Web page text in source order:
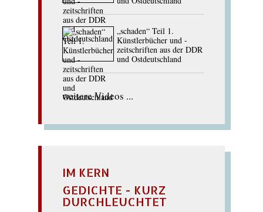
„schaden“ Teil 1.
Künstlerbücher und -
zeitschriften aus der DDR
und Ostdeutschland
weitere Videos ...
IM KERN
GEDICHTE - KURZ
DURCHLEUCHTET